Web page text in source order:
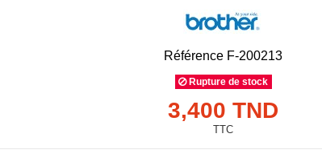
Référence F-200213
Rupture de stock
3,400 TND
TTC